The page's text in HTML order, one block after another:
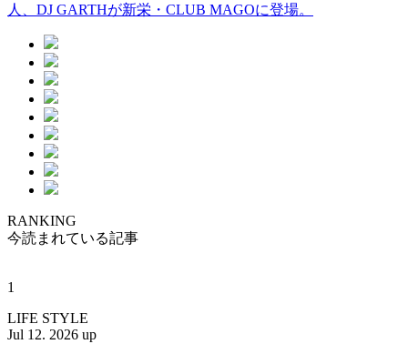
人、DJ GARTHが新栄・CLUB MAGOに登場。
RANKING
今読まれている記事
1
LIFE STYLE
Jul 12. 2026 up